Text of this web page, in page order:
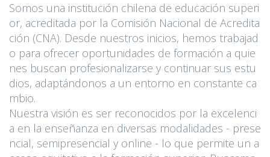
Somos una institución chilena de educación superi
or, acreditada por la Comisión Nacional de Acredita
ción (CNA). Desde nuestros inicios, hemos trabajad
o para ofrecer oportunidades de formación a quie
nes buscan profesionalizarse y continuar sus estu
dios, adaptándonos a un entorno en constante ca
mbio.
Nuestra visión es ser reconocidos por la excelenci
a en la enseñanza en diversas modalidades - prese
ncial, semipresencial y online - lo que permite un a